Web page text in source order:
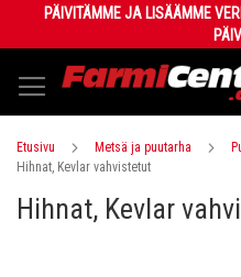
Content
PÄIVITÄMME JA LISÄÄMME
Etusivu Metsä ja puutarha
Hihnat, Kevlar vahvistetut
Hihnat, Kevlar